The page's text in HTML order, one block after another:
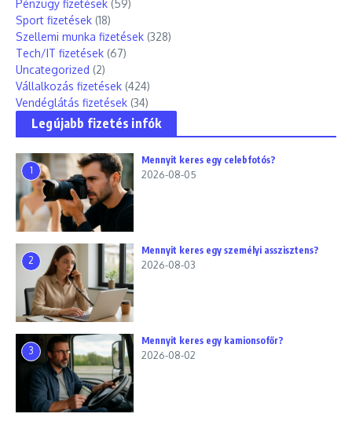
Pénzügy fizetések (59)
Sport fizetések (18)
Szellemi munka fizetések (328)
Tech/IT fizetések (67)
Uncategorized (2)
Vállalkozás fizetések (424)
Vendéglátás fizetések (34)
Legújabb fizetés infók
1
Mennyit keres egy celebfotós?
2026-08-05
2
Mennyit keres egy személyi asszisztens?
2026-08-03
3
Mennyit keres egy kamionsofőr?
2026-08-02